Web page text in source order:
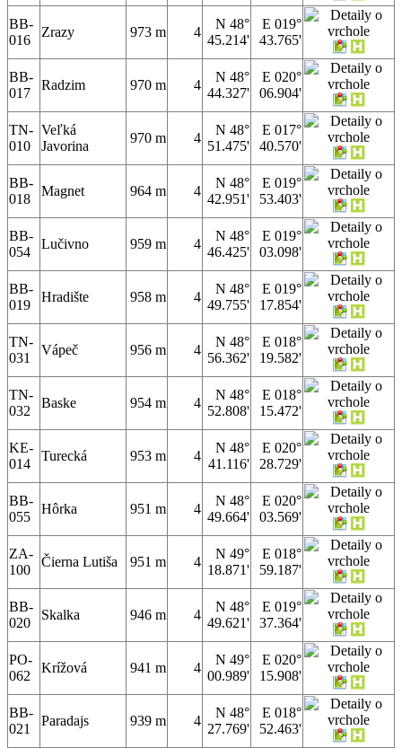
BB-
016
Zrazy 973 m 4
N 48°
45.214'
E 019°
43.765'
BB-
017
Radzim 970 m 4
N 48°
44.327'
E 020°
06.904'
TN-
010
Veľká
Javorina
970 m 4
N 48°
51.475'
E 017°
40.570'
BB-
018
Magnet 964 m 4
N 48°
42.951'
E 019°
53.403'
BB-
054
Lučivno 959 m 4
N 48°
46.425'
E 019°
03.098'
BB-
019
Hradište 958 m 4
N 48°
49.755'
E 019°
17.854'
TN-
031
Vápeč 956 m 4
N 48°
56.362'
E 018°
19.582'
TN-
032
Baske 954 m 4
N 48°
52.808'
E 018°
15.472'
KE-
014
Turecká 953 m 4
N 48°
41.116'
E 020°
28.729'
BB-
055
Hôrka 951 m 4
N 48°
49.664'
E 020°
03.569'
ZA-
100
Čierna Lutiša 951 m 4
N 49°
18.871'
E 018°
59.187'
BB-
020
Skalka 946 m 4
N 48°
49.621'
E 019°
37.364'
PO-
062
Krížová 941 m 4
N 49°
00.989'
E 020°
15.908'
BB-
021
Paradajs 939 m 4
N 48°
27.769'
E 018°
52.463'